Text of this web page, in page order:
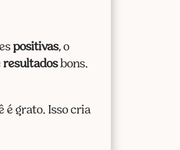
positivas, o
resultadosbons.
é grato. Isso cria